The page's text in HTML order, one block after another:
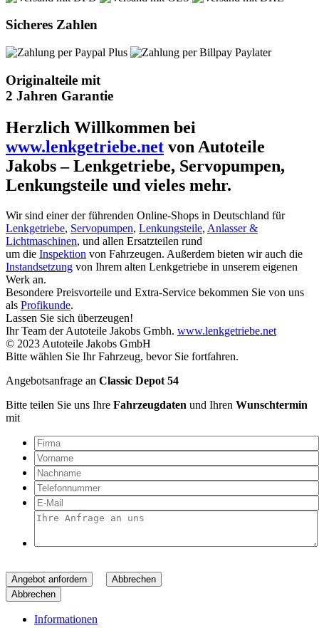
Sicheres Zahlen
Originalteile mit
2 Jahren Garantie
Herzlich Willkommen bei
www.lenkgetriebe.net von Autoteile
Jakobs – Lenkgetriebe, Servopumpen,
Lenkungsteile und vieles mehr.
Wir sind einer der führenden Online-Shops in Deutschland für
Lenkgetriebe, Servopumpen, Lenkungsteile, Anlasser &
Lichtmaschinen, und allen Ersatzteilen rund
um die Inspektion von Fahrzeugen. Außerdem bieten wir auch die
Instandsetzung von Ihrem alten Lenkgetriebe in unserem eigenen
Werk an.
Besondere Preisvorteile und Extra-Service bekommen Sie von uns
als Profikunde.
Lassen Sie sich überzeugen!
Ihr Team der Autoteile Jakobs Gmbh. www.lenkgetriebe.net
© 2023 Autoteile Jakobs GmbH
Bitte wählen Sie Ihr Fahrzeug, bevor Sie fortfahren.
Angebotsanfrage an Classic Depot 54
Bitte teilen Sie uns Ihre Fahrzeugdaten und Ihren Wunschtermin
mit
Angebot anfordern
Abbrechen
Abbrechen
Informationen